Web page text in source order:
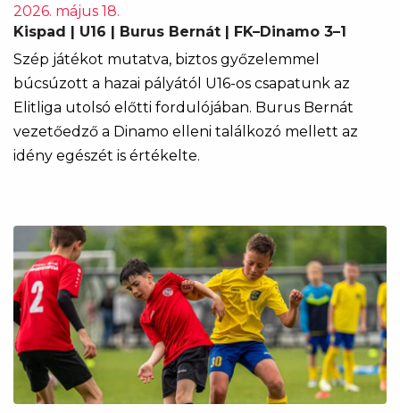
2026. május 18.
Kispad | U16 | Burus Bernát | FK–Dinamo 3–1
Szép játékot mutatva, biztos győzelemmel
búcsúzott a hazai pályától U16-os csapatunk az
Elitliga utolsó előtti fordulójában. Burus Bernát
vezetőedző a Dinamo elleni találkozó mellett az
idény egészét is értékelte.